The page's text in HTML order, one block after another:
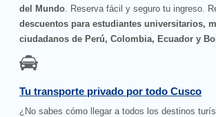
del Mundo. Reserva fácil y seguro tu ingreso.
descuentos para estudiantes universitarios,
ciudadanos de Perú, Colombia, Ecuador y
Tu transporte privado por todo Cusco
¿No sabes cómo llegar a todos los destinos